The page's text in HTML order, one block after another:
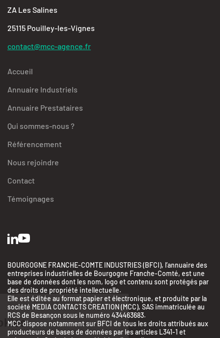
ZA Les Salines
25115 Pouilley-les-Vignes
contact@mcc-agence.fr
Accueil
Annuaire Industriels
Annuaire Prestataires
Qui sommes-nous ?
Référencement
Nous rejoindre
Contact
Témoignages
BOURGOGNE FRANCHE-COMTE INDUSTRIES (BFCI), l’annuaire des
entreprises industrielles de Bourgogne Franche-Comté, est une
base de données dont les nom, logo et contenu sont protégés par
des droits de propriété intellectuelle.
Elle est éditée au format papier et électronique, et produite par la
société MEDIA CONTACTS CREATION (MCC), SAS immatriculée au
RCS de Besançon sous le numéro 434463683.
MCC dispose notamment sur BFCI de tous les droits attribués aux
producteurs de bases de données par les articles L341-1 et
BFC Industries
Utilise des Cookies